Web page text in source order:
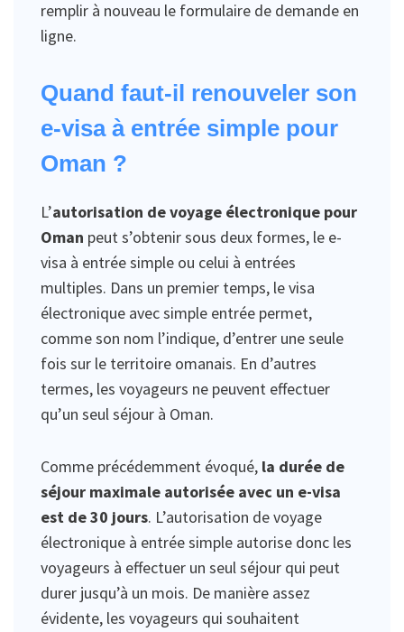
remplir à nouveau le formulaire de demande en
ligne.
Quand faut-il renouveler son
e-visa à entrée simple pour
Oman ?
L’autorisation de voyage électronique pour
Oman peut s’obtenir sous deux formes, le e-
visa à entrée simple ou celui à entrées
multiples. Dans un premier temps, le visa
électronique avec simple entrée permet,
comme son nom l’indique, d’entrer une seule
fois sur le territoire omanais. En d’autres
termes, les voyageurs ne peuvent effectuer
qu’un seul séjour à Oman.
Comme précédemment évoqué, la durée de
séjour maximale autorisée avec un e-visa
est de 30 jours. L’autorisation de voyage
électronique à entrée simple autorise donc les
voyageurs à effectuer un seul séjour qui peut
durer jusqu’à un mois. De manière assez
évidente, les voyageurs qui souhaitent